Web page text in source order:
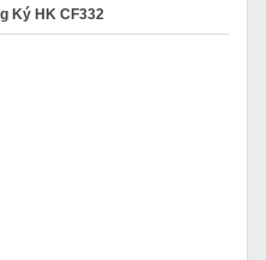
Ký HK CF332